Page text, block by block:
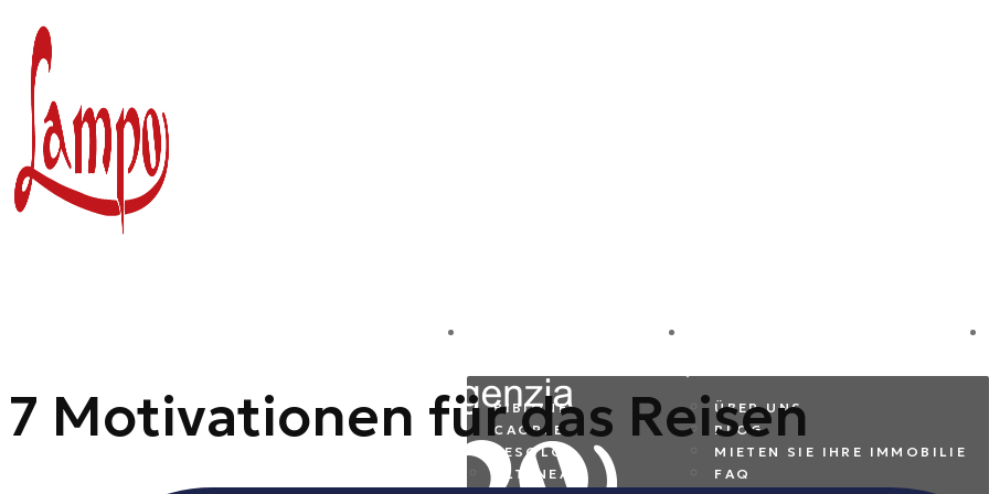
Inhalt
springen
BIBIONE
CAORLE
JESOLO
ALTANEA
ÜBER UNS
BLOG
MIETEN SIE IHRE IMMOBILIE
FAQ
7 Motivationen für das Reisen